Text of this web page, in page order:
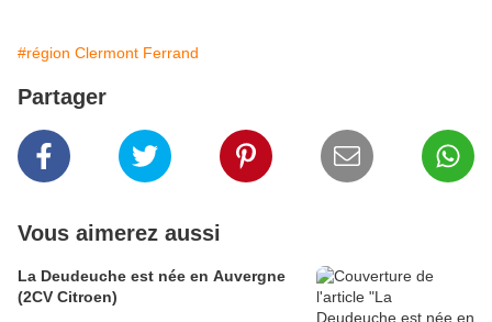
#région Clermont Ferrand
Partager
Vous aimerez aussi
La Deudeuche est née en Auvergne
(2CV Citroen)